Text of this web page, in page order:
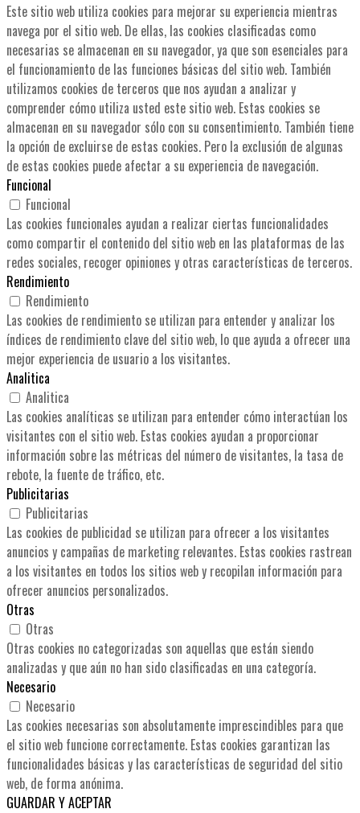
Este sitio web utiliza cookies para mejorar su experiencia mientras
navega por el sitio web. De ellas, las cookies clasificadas como
necesarias se almacenan en su navegador, ya que son esenciales para
el funcionamiento de las funciones básicas del sitio web. También
utilizamos cookies de terceros que nos ayudan a analizar y
comprender cómo utiliza usted este sitio web. Estas cookies se
almacenan en su navegador sólo con su consentimiento. También tiene
la opción de excluirse de estas cookies. Pero la exclusión de algunas
de estas cookies puede afectar a su experiencia de navegación.
Funcional
Funcional
Las cookies funcionales ayudan a realizar ciertas funcionalidades
como compartir el contenido del sitio web en las plataformas de las
redes sociales, recoger opiniones y otras características de terceros.
Rendimiento
Rendimiento
Las cookies de rendimiento se utilizan para entender y analizar los
índices de rendimiento clave del sitio web, lo que ayuda a ofrecer una
mejor experiencia de usuario a los visitantes.
Analitica
Analitica
Las cookies analíticas se utilizan para entender cómo interactúan los
visitantes con el sitio web. Estas cookies ayudan a proporcionar
información sobre las métricas del número de visitantes, la tasa de
rebote, la fuente de tráfico, etc.
Publicitarias
Publicitarias
Las cookies de publicidad se utilizan para ofrecer a los visitantes
anuncios y campañas de marketing relevantes. Estas cookies rastrean
a los visitantes en todos los sitios web y recopilan información para
ofrecer anuncios personalizados.
Otras
Otras
Otras cookies no categorizadas son aquellas que están siendo
analizadas y que aún no han sido clasificadas en una categoría.
Necesario
Necesario
Las cookies necesarias son absolutamente imprescindibles para que
el sitio web funcione correctamente. Estas cookies garantizan las
funcionalidades básicas y las características de seguridad del sitio
web, de forma anónima.
GUARDAR Y ACEPTAR